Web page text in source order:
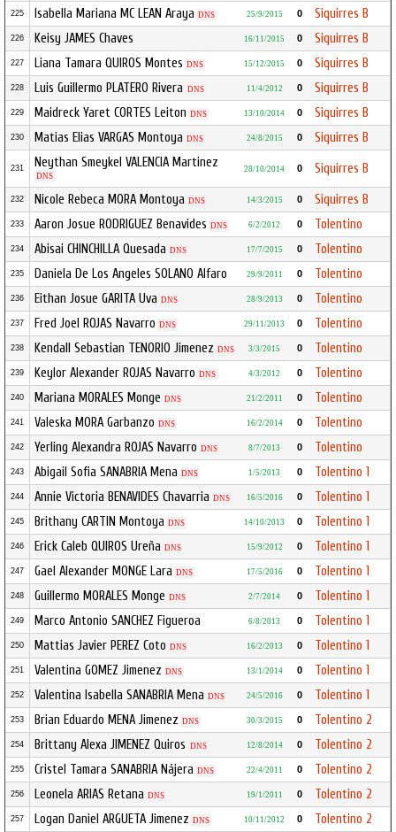
225 Isabella Mariana MC LEAN Araya DNS 25/9/2015 0 Siquirres B
226 Keisy JAMES Chaves 16/11/2015 0 Siquirres B
227 Liana Tamara QUIROS Montes DNS 15/12/2015 0 Siquirres B
228 Luis Guillermo PLATERO Rivera DNS 11/4/2012 0 Siquirres B
229 Maidreck Yaret CORTES Leiton DNS 13/10/2014 0 Siquirres B
230 Matias Elias VARGAS Montoya DNS 24/8/2015 0 Siquirres B
231 Neythan Smeykel VALENCIA Martinez
DNS
28/10/2014 0 Siquirres B
232 Nicole Rebeca MORA Montoya DNS 14/3/2015 0 Siquirres B
233 Aaron Josue RODRIGUEZ Benavides DNS 6/2/2012 0 Tolentino
234 Abisai CHINCHILLA Quesada DNS 17/7/2015 0 Tolentino
235 Daniela De Los Angeles SOLANO Alfaro 29/9/2011 0 Tolentino
236 Eithan Josue GARITA Uva DNS 28/9/2013 0 Tolentino
237 Fred Joel ROJAS Navarro DNS 29/11/2013 0 Tolentino
238 Kendall Sebastian TENORIO Jimenez DNS 3/3/2015 0 Tolentino
239 Keylor Alexander ROJAS Navarro DNS 4/3/2012 0 Tolentino
240 Mariana MORALES Monge DNS 21/2/2011 0 Tolentino
241 Valeska MORA Garbanzo DNS 16/2/2014 0 Tolentino
242 Yerling Alexandra ROJAS Navarro DNS 8/7/2013 0 Tolentino
243 Abigail Sofia SANABRIA Mena DNS 1/5/2013 0 Tolentino 1
244 Annie Victoria BENAVIDES Chavarria DNS 16/5/2016 0 Tolentino 1
245 Brithany CARTIN Montoya DNS 14/10/2013 0 Tolentino 1
246 Erick Caleb QUIROS Ureña DNS 15/9/2012 0 Tolentino 1
247 Gael Alexander MONGE Lara DNS 17/5/2016 0 Tolentino 1
248 Guillermo MORALES Monge DNS 2/7/2014 0 Tolentino 1
249 Marco Antonio SANCHEZ Figueroa 6/8/2013 0 Tolentino 1
250 Mattias Javier PEREZ Coto DNS 16/2/2013 0 Tolentino 1
251 Valentina GOMEZ Jimenez DNS 13/1/2014 0 Tolentino 1
252 Valentina Isabella SANABRIA Mena DNS 24/5/2016 0 Tolentino 1
253 Brian Eduardo MENA Jimenez DNS 30/3/2015 0 Tolentino 2
254 Brittany Alexa JIMENEZ Quiros DNS 12/8/2014 0 Tolentino 2
255 Cristel Tamara SANABRIA Nájera DNS 22/4/2011 0 Tolentino 2
256 Leonela ARIAS Retana DNS 19/1/2011 0 Tolentino 2
257 Logan Daniel ARGUETA Jimenez DNS 10/11/2012 0 Tolentino 2